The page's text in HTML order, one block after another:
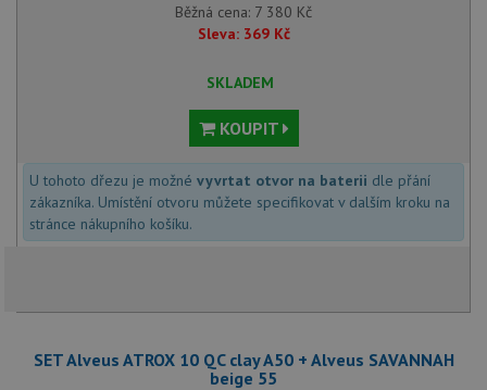
Běžná cena: 7 380 Kč
Sleva: 369 Kč
SKLADEM
KOUPIT
U tohoto dřezu je možné vyvrtat otvor na baterii dle přání
zákazníka. Umístění otvoru můžete specifikovat v dalším kroku na
stránce nákupního košíku.
SET Alveus ATROX 10 QC clay A50 + Alveus SAVANNAH
beige 55